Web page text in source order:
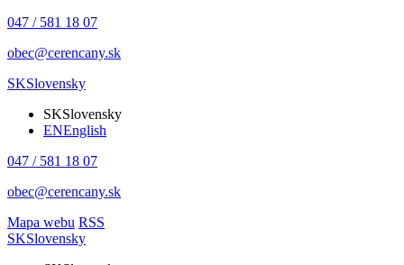
047 / 581 18 07
obec@cerencany.sk
SKSlovensky
SKSlovensky
ENEnglish
047 / 581 18 07
obec@cerencany.sk
Mapa webu RSS
SKSlovensky